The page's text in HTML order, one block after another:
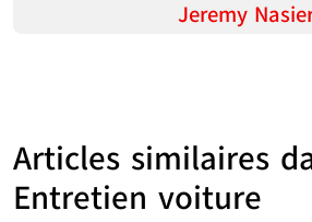
Jeremy
Articles similaires
Entretien voiture